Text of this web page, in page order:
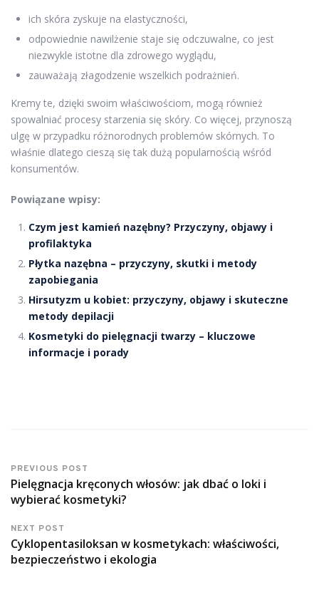
ich skóra zyskuje na elastyczności,
odpowiednie nawilżenie staje się odczuwalne, co jest
niezwykle istotne dla zdrowego wyglądu,
zauważają złagodzenie wszelkich podrażnień.
Kremy te, dzięki swoim właściwościom, mogą również
spowalniać procesy starzenia się skóry. Co więcej, przynoszą
ulgę w przypadku różnorodnych problemów skórnych. To
właśnie dlatego cieszą się tak dużą popularnością wśród
konsumentów.
Powiązane wpisy:
Czym jest kamień nazębny? Przyczyny, objawy i
profilaktyka
Płytka nazębna – przyczyny, skutki i metody
zapobiegania
Hirsutyzm u kobiet: przyczyny, objawy i skuteczne
metody depilacji
Kosmetyki do pielęgnacji twarzy – kluczowe
informacje i porady
PREVIOUS POST
Pielęgnacja kręconych włosów: jak dbać o loki i
wybierać kosmetyki?
NEXT POST
Cyklopentasiloksan w kosmetykach: właściwości,
bezpieczeństwo i ekologia